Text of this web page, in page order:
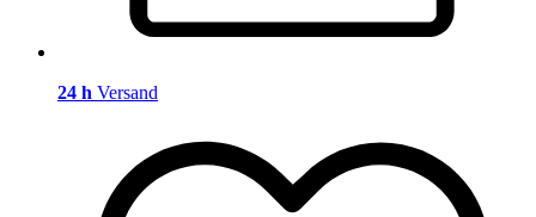
24 h Versand